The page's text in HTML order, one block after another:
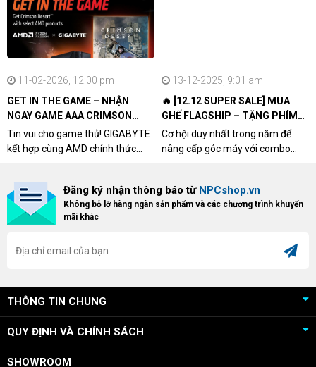
11-02-2026, 12:00 pm
GET IN THE GAME – NHẬN
NGAY GAME AAA CRIMSON
DESERT CÙNG GIGABYTE &
AMD
Tin vui cho game thủ! GIGABYTE
kết hợp cùng AMD chính thức
khách hàng sở hữu VGA Radeon
RX 9070 / RX 9070 XT.
13-12-2025, 9:01 am
🔥 [12.12 SUPER SALE] MUA
GHẾ FLAGSHIP – TẶNG PHÍM
CƠ XỊN
Cơ hội duy nhất trong năm để
nâng cấp góc máy với combo
dòng ghế Gaming cao cấp nhất,
bạn sẽ nhận ngay quà tặng trị giá
Đăng ký nhận thông báo từ NPCshop.vn
Không bỏ lỡ hàng ngàn sản phẩm và các chương trình khuyến
mãi khác
THÔNG TIN CHUNG
QUY ĐỊNH VÀ CHÍNH SÁCH
SHOWROOM